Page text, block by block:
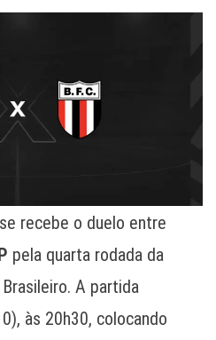
recebe o duelo entre
pela quarta rodada da
A partida
às 20h30, colocando